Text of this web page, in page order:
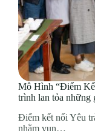
Mô Hình “Điểm
trình lan tỏa những
Điểm kết nối Yêu
nhằm vun…